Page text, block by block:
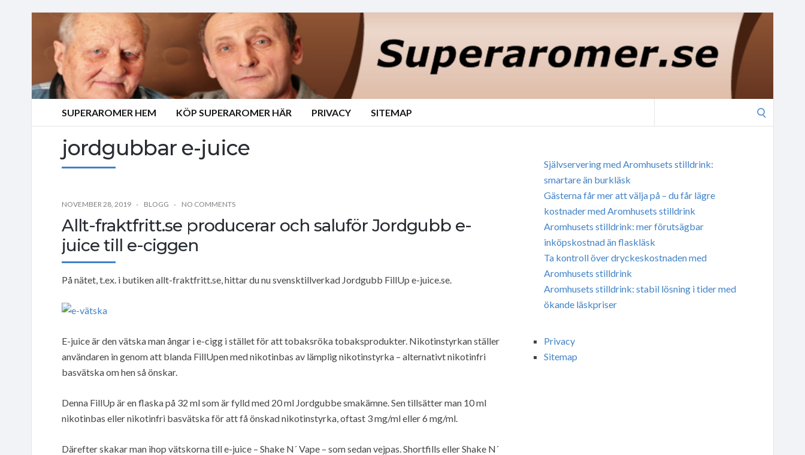
SUPERAROMER HEM KÖP SUPERAROMER HÄR PRIVACY SITEMAP
jordgubbar e-juice
NOVEMBER 28, 2019 BLOGG NO COMMENTS
Allt-fraktfritt.se producerar och saluför Jordgubb e-
juice till e-ciggen
På nätet, t.ex. i butiken allt-fraktfritt.se, hittar du nu svensktillverkad Jordgubb FillUp e-juice.se.
E-juice är den vätska man ångar i e-cigg i stället för att tobaksröka tobaksprodukter. Nikotinstyrkan ställer
användaren in genom att blanda FillUpen med nikotinbas av lämplig nikotinstyrka – alternativt nikotinfri
basvätska om hen så önskar.
Denna FillUp är en flaska på 32 ml som är fylld med 20 ml Jordgubbe smakämne. Sen tillsätter man 10 ml
nikotinbas eller nikotinfri basvätska för att få önskad nikotinstyrka, oftast 3 mg/ml eller 6 mg/ml.
Därefter skakar man ihop vätskorna till e-juice – Shake N´ Vape – som sedan vejpas. Shortfills eller Shake N´
Självservering med Aromhusets stilldrink:
smartare än burkläsk
Gästerna får mer att välja på – du får lägre
kostnader med Aromhusets stilldrink
Aromhusets stilldrink: mer förutsägbar
inköpskostnad än flaskläsk
Ta kontroll över dryckeskostnaden med
Aromhusets stilldrink
Aromhusets stilldrink: stabil lösning i tider med
ökande läskpriser
Privacy
Sitemap